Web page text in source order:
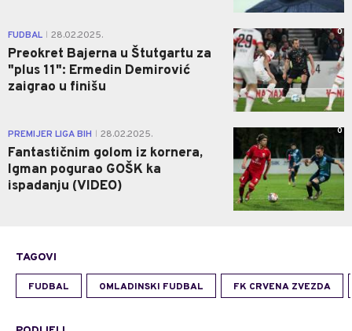
FUDBAL 28.02.2025.
Preokret Bajerna u Štutgartu za
"plus 11": Ermedin Demirović
zaigrao u finišu
0
PREMIJER LIGA BIH 28.02.2025.
Fantastičnim golom iz kornera,
Igman pogurao GOŠK ka
ispadanju (VIDEO)
0
TAGOVI
FUDBAL OMLADINSKI FUDBAL FK CRVENA ZVEZDA